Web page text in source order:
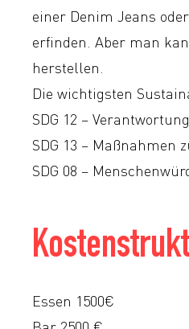
einer Denim Jeans
erfinden. Aber man
herstellen.
Die wichtigsten
SDG 12 –
SDG 13 – Maßnahmen
SDG 08 –
Essen 1500€